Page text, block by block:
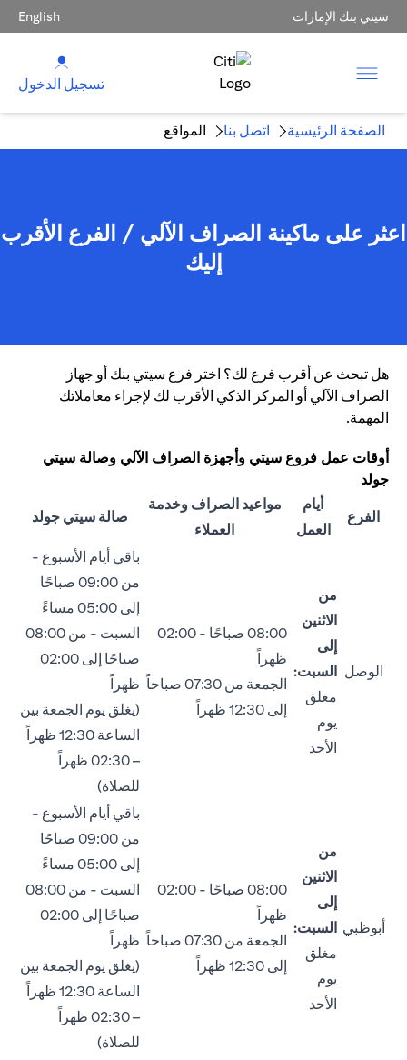
سيتي بنك الإمارات English
تسجيل الدخول
الصفحة الرئيسية اتصل بنا المواقع
اعثر على ماكينة الصراف الآلي / الفرع الأقرب
إليك
هل تبحث عن أقرب فرع لك؟ اختر فرع سيتي بنك أو جهاز
الصراف الآلي أو المركز الذكي الأقرب لك لإجراء معاملاتك
المهمة.
أوقات عمل فروع سيتي وأجهزة الصراف الآلي وصالة سيتي
جولد
الفرع
أيام
العمل
مواعيد الصراف وخدمة
العملاء
صالة سيتي جولد
الوصل
من
الاثنين
إلى
السبت:
مغلق
يوم
الأحد
08:00 صباحًا - 02:00
ظهراً
الجمعة من 07:30 صباحاً
إلى 12:30 ظهراً
باقي أيام الأسبوع -
من 09:00 صباحًا
إلى 05:00 مساءً
السبت - من 08:00
صباحًا إلى 02:00
ظهراً
(يغلق يوم الجمعة بين
الساعة 12:30 ظهراً
– 02:30 ظهراً
للصلاة)
أبوظبي
من
الاثنين
إلى
السبت:
مغلق
يوم
الأحد
08:00 صباحًا - 02:00
ظهراً
الجمعة من 07:30 صباحاً
إلى 12:30 ظهراً
باقي أيام الأسبوع -
من 09:00 صباحًا
إلى 05:00 مساءً
السبت - من 08:00
صباحًا إلى 02:00
ظهراً
(يغلق يوم الجمعة بين
الساعة 12:30 ظهراً
– 02:30 ظهراً
للصلاة)